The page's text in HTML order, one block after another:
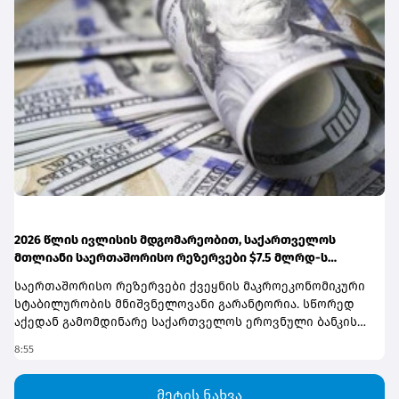
მომხმარებლებს შეუძლიათ თანხის ნაწილი გადაიხადონ
და დარჩენილი თანხა მომდევნო თვეებზე
გადაანაწილონ.ინფორმაციისთვის, შეთავაზებით
სარგებლობა შესაძლებელია მხოლოდ კომფორტერის
ყაზბეგის ფილიალში, ნაწილ-ნაწილ გადახდის მეთოდის
გამოყენებისას.
2026 წლის ივლისის მდგომარეობით, საქართველოს
მთლიანი საერთაშორისო რეზერვები $7.5 მლრდ-ს
საერთაშორისო რეზერვები ქვეყნის მაკროეკონომიკური
სტაბილურობის მნიშვნელოვანი გარანტორია. სწორედ
აქედან გამომდინარე საქართველოს ეროვნული ბანკის
რეზერვების დაგროვებასა და სარეზერვო აქტივების
ეფექტურ მართვაზე. როდესაც სავალუტო ბაზარი და
მაკროეკონომიკური მდგომარეობა ამის შესაძლებლობას
8:55
მეტის ნახვა